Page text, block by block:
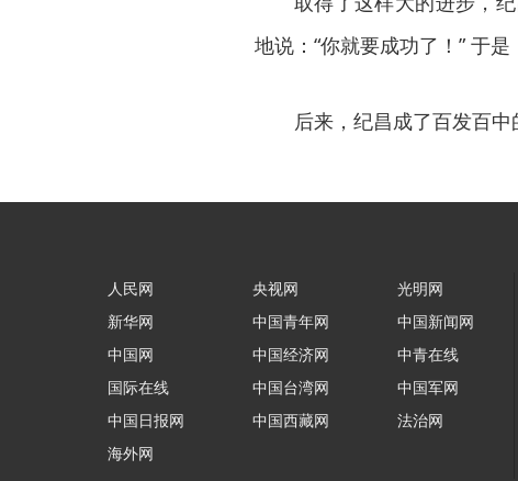
地说：“你就要成功了！” 于
后来，纪昌成了百发百中
人民网
新华网
中国网
国际在线
中国日报网
海外网
央视网
中国青年网
中国经济网
中国台湾网
中国西藏网
光明网
中国新闻网
中青在线
中国军网
法治网